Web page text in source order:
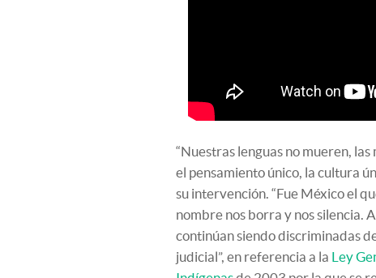
“Nuestras lenguas no mueren,
el pensamiento único, la cultura
su intervención. “Fue México el
nombre nos borra y nos silencia.
continúan siendo discriminadas
judicial”, en referencia a la Ley